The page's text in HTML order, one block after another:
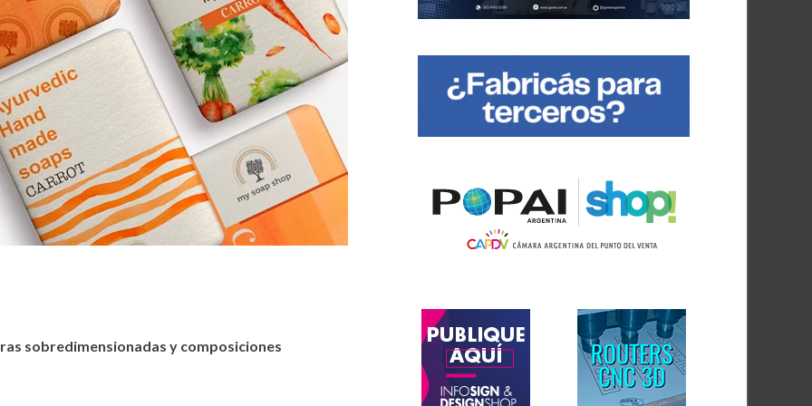
sobredimensionadas y composiciones